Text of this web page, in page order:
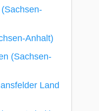
Anhalt)
(Sachsen-
Land